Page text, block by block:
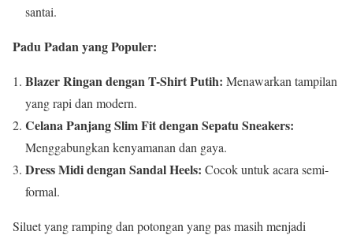
santai.
Padu Padan yang Populer:
Blazer Ringan dengan T-Shirt Putih: Menawarkan tampilan
yang rapi dan modern.
Celana Panjang Slim Fit dengan Sepatu Sneakers:
Menggabungkan kenyamanan dan gaya.
Dress Midi dengan Sandal Heels: Cocok untuk acara semi-
formal.
Siluet yang ramping dan potongan yang pas masih menjadi